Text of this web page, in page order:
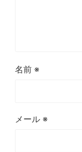
名前 ※
メール ※